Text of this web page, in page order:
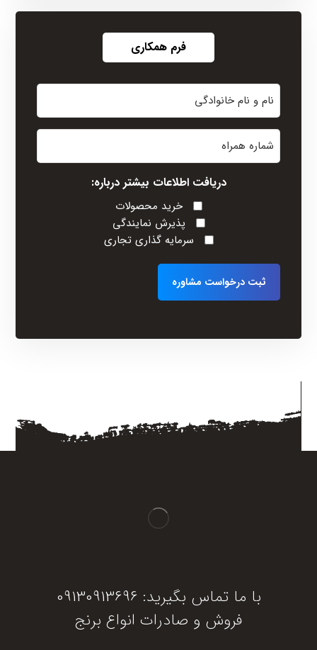
فرم همکاری
نام
(Required)
دریافت اطلاعات بیشتر درباره:
خرید محصولات
پذیرش نمایندگی
سرمایه گذاری تجاری
با ما تماس بگیرید: 09130913696
فروش و صادرات انواع برنج